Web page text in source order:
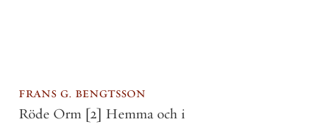
frans g. bengtsson
Röde Orm [2] Hemma och i